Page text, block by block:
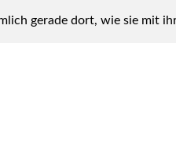
gera­de dort, wie sie mit